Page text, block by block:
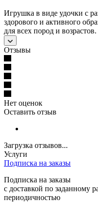
Игрушка в виде удочки с
здорового и активного
для всех пород и возрастов.
Отзывы
Нет оценок
Оставить отзыв
Загрузка отзывов...
Услуги
Подписка на заказы
Подписка на заказы
с доставкой по заданному
периодичностью